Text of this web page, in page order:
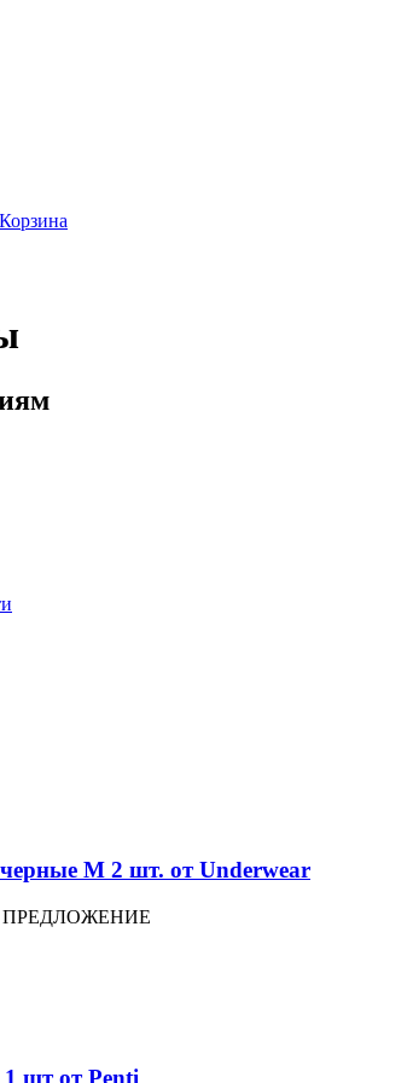
Корзина
M 2 шт. от Underwear
шт от Penti